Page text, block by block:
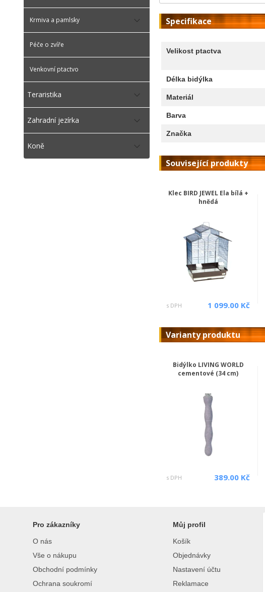
Krmiva a pamlsky
Péče o zvíře
Venkovní ptactvo
Teraristika
Zahradní jezírka
Koně
Specifikace
Velikost ptactva
Délka bidýlka
Materiál
Barva
Značka
Související produkty
Klec BIRD JEWEL Ela bílá +
hnědá
s DPH 1 099.00 Kč
Varianty produktu
Bidýlko LIVING WORLD
cementové (34 cm)
s DPH 389.00 Kč
Pro zákazníky
O nás
Vše o nákupu
Obchodní podmínky
Ochrana soukromí
Můj profil
Košík
Objednávky
Nastavení účtu
Reklamace